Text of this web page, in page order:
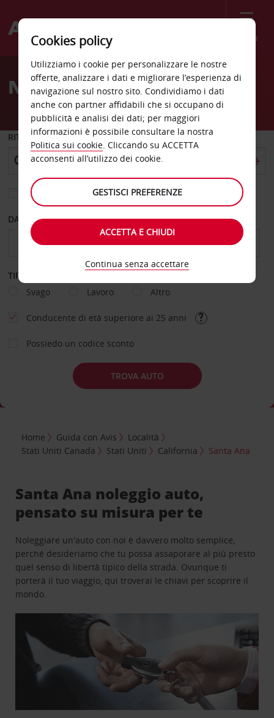
Menù
Welcome
AvisNoleggio auto Santa Ana
RITIRO DA
Scegli una località di riconsegna diversa
DAL GIORNO AL GIORNO
TIPOLOGIA DI NOLEGGIO
Svago
Lavoro Altro
Conducente di età superiore ai 25 anni
Possiedo un codice sconto
TROVA AUTO
Home Guida con Avis
Località
Stati Uniti Canada
Stati Uniti California Santa Ana
Santa Ana noleggio auto,
pensato su misura per te
Noleggiare un'auto con noi è davvero molto semplice,
perché desideriamo che tu possa assaporare al più presto
quel senso di libertà tipico della strada. Ovunque ti
porterà il tuo viaggio, qui troverai le chiavi per scoprire il
mondo.
Cookies policy
Utilizziamo i cookie per personalizzare le nostre
offerte, analizzare i dati e migliorare l’esperienza di
navigazione sul nostro sito. Condividiamo i dati
anche con partner affidabili che si occupano di
pubblicità e analisi dei dati; per maggiori
informazioni è possibile consultare la nostra
Politica sui cookie. Cliccando su ACCETTA
acconsenti all’utilizzo dei cookie.
GESTISCI PREFERENZE
ACCETTA E CHIUDI
Continua senza accettare